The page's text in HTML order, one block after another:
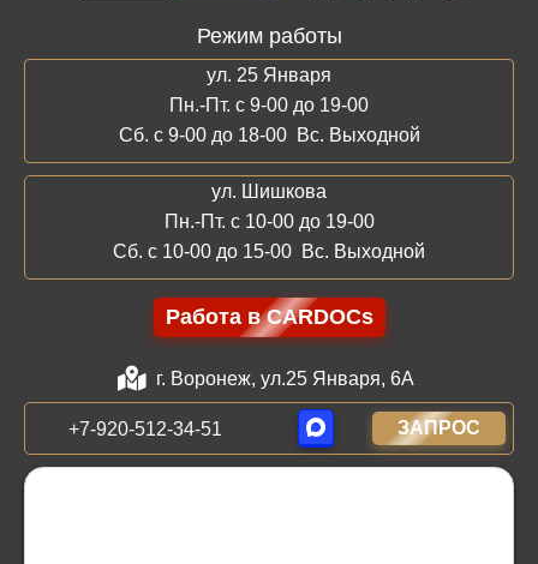
Режим работы
ул. 25 Января
Пн.-Пт. с 9-00 до 19-00
Сб. с 9-00 до 18-00 Вс. Выходной
ул. Шишкова
Пн.-Пт. с 10-00 до 19-00
Сб. с 10-00 до 15-00 Вс. Выходной
Работа в CARDOCs
г. Воронеж, ул.25 Января, 6А
+7-920-512-34-51 ЗАПРОС